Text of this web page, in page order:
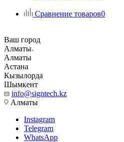
Сравнение товаров0
Ваш город
Алматы
Алматы
Астана
Кызылорда
Шымкент
info@signtech.kz
Алматы
Instagram
Telegram
WhatsApp